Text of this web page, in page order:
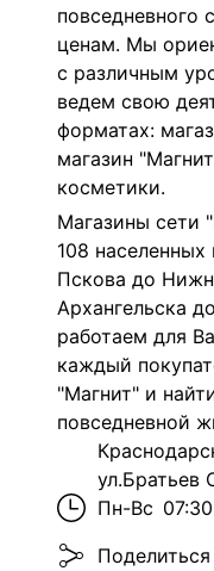
повседневного
ценам. Мы
с различным
ведем свою
форматах:
магазин
косметики.
Магазины сети
108
Пскова до
Архангельска
работаем для
каждый
"Магнит" и
повседневной
ул.Братьев
Пн-Вс
Поделиться